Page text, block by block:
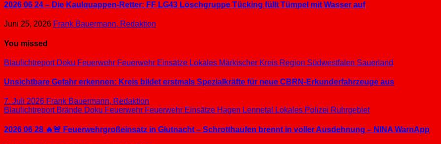
2026 06 24 – Die Kaulquappen-Retter: FF LG43 Löschgruppe Tücking füllt Tümpel mit Wasser auf
Juni 25, 2026 Frank Bauermann, Redaktion
You missed
Blaulichtreport Doku Feuerwehr Feuerwehr Einsätze Lokales Märkischer Kreis Region Südwestfalen Sauerland
Unsichtbare Gefahr erkennen: Kreis bildet erstmals Spezialkräfte für neue CBRN-Erkunderfahrzeuge aus
7. Juli 2026 Frank Bauermann, Redaktion
Blaulichtreport Brände Doku Feuerwehr Feuerwehr Einsätze Hagen Lennetal Lokales Polizei Ruhrgebiet
2026 06 28 🔥🚨 Feuerwehrgroßeinsatz in Glutnacht – Schrotthaufen brennt in voller Ausdehnung – NINA WarnApp